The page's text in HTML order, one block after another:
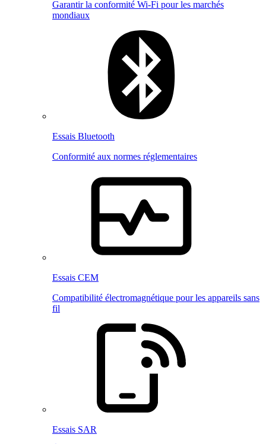
Garantir la conformité Wi-Fi pour les marchés
mondiaux
Essais Bluetooth
Conformité aux normes réglementaires
Essais CEM
Compatibilité électromagnétique pour les appareils sans
fil
Essais SAR